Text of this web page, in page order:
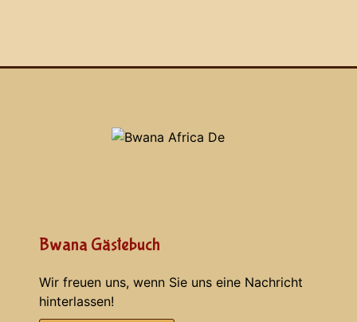
Bwana Gästebuch
Wir freuen uns, wenn Sie uns eine Nachricht
hinterlassen!